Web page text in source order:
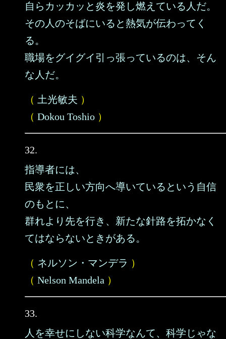
自らカッカッと炎を発し燃えている人だ。
その人のそばにいると熱気が伝わってく
る。
職場をグイグイ引っ張っているのは、そん
な人だ。
（ 土光敏夫 ）
（ Dokou Toshio ）
32.
指導者には、
民衆を正しい方向へ導いているという自信
のもとに、
群れより先を行き、新たな針路を拓かなく
てはならないときがある。
（ ネルソン・マンデラ ）
（ Nelson Mandela ）
33.
人を幸せにしない科学なんて、科学じゃな